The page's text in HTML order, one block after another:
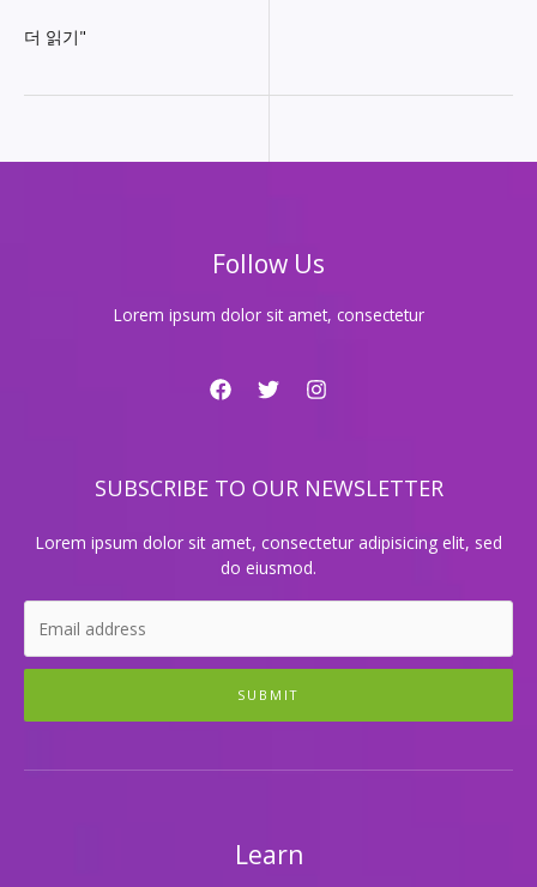
강
호
더 읽기"
Follow Us
Lorem ipsum dolor sit amet, consectetur
SUBSCRIBE TO OUR NEWSLETTER
Lorem ipsum dolor sit amet, consectetur adipisicing elit, sed
do eiusmod.
SUBMIT
Learn